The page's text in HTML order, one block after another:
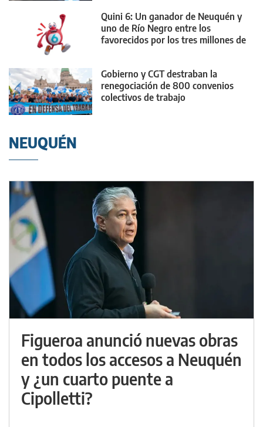
Quini 6: Un ganador de Neuquén y
uno de Río Negro entre los
favorecidos por los tres millones de
Gobierno y CGT destraban la
renegociación de 800 convenios
colectivos de trabajo
NEUQUÉN
Figueroa anunció nuevas obras
en todos los accesos a Neuquén
y ¿un cuarto puente a
Cipolletti?